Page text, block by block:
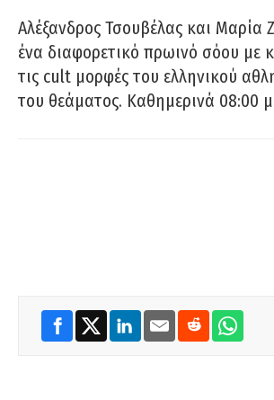
Αλέξανδρος Τσουβέλας και Μαρία
ένα διαφορετικό πρωινό σόου με
τις cult μορφές του ελληνικού
του θεάματος. Καθημερινά 08:00